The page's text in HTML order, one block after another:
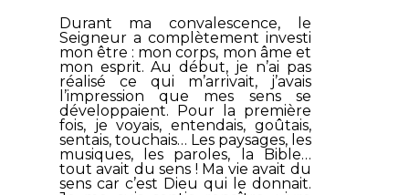
Durant ma convalescence, le
Seigneur a complètement investi
mon être : mon corps, mon âme et
mon esprit. Au début, je n’ai pas
réalisé ce qui m’arrivait, j’avais
l’impression que mes sens se
développaient. Pour la première
fois, je voyais, entendais, goûtais,
sentais, touchais… Les paysages, les
musiques, les paroles, la Bible…
tout avait du sens ! Ma vie avait du
sens car c’est Dieu qui le donnait.